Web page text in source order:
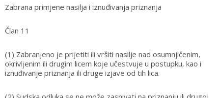
Zabrana primjene nasilja i iznuđivanja priznanja
Član 11
(1) Zabranjeno je prijetiti ili vršiti nasilje nad osumnjičenim,
okrivljenim ili drugim licem koje učestvuje u postupku, kao i
iznuđivanje priznanja ili druge izjave od tih lica.